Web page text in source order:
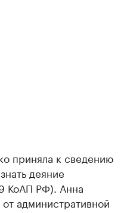
приняла к сведению
деяние
КоАП РФ). Анна
административной